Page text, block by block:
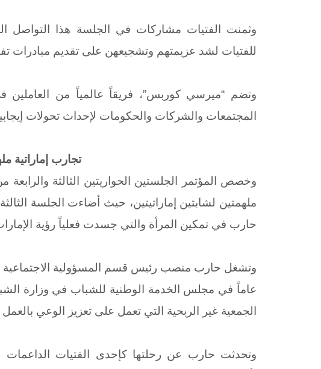
وثمنت الفتيات مشاركات في الجلسة هذا التواصل
للفتيات لشد عزيمتهم وتشجيعهن على تقديم مبادرات
وتضم “ميرسي كوربس”، فريقاً عالمياً من العاملين
المجتمعات والشركات والحكومات لإحداث تحولات
تجارب إماراتية
وخصص المؤتمر الجلستين الحواريتين الثالثة
ملهمتين لشابتين إماراتيتين، حيث أضاءت الجلسة
حارب في تمكين المرأة والتي جسدت فعلياً رؤية
وتشغل حارب منصب رئيس قسم المسؤولية
عاماً في مجلس الخدمة الوطنية للشباب في وزارة
الجمعية غير الربحية التي تعمل على تعزيز الوعي
وتحدثت حارب عن رحلتها كإحدى الفتيات الداعمات